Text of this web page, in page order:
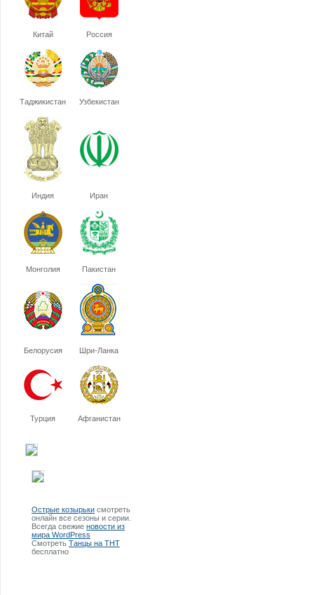
Китай Россия
Таджикистан Узбекистан
Индия Иран
Монголия Пакистан
Белорусия Шри-Ланка
Турция Афганистан
Острые козырьки смотреть
онлайн все сезоны и серии.
Всегда свежие новости из
мира WordPress
Смотреть Танцы на ТНТ
бесплатно